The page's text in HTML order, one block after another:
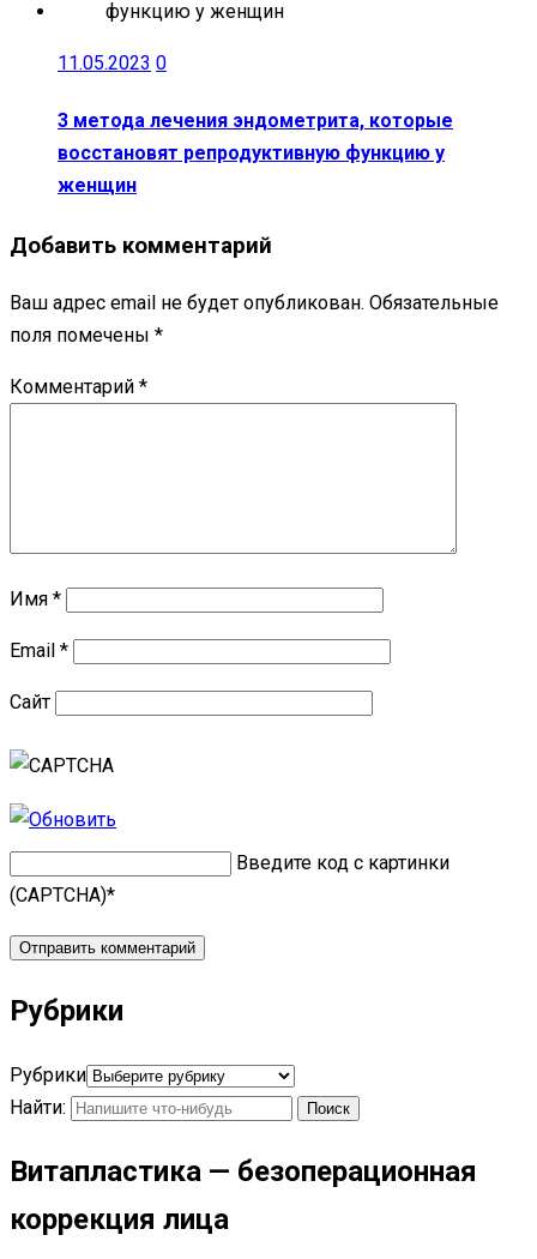
11.05.2023 0
3 метода лечения эндометрита, которые
восстановят репродуктивную функцию у
женщин
Добавить комментарий
Ваш адрес email не будет опубликован. Обязательные
поля помечены *
Комментарий *
Имя *
Email *
Сайт
Введите код с картинки
(CAPTCHA)*
Рубрики
Рубрики
Найти:
Витапластика — безоперационная
коррекция лица